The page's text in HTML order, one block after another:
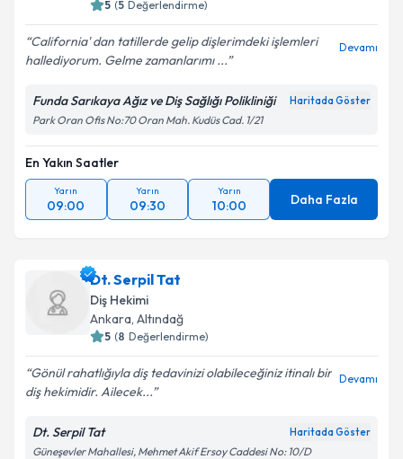
5 (5 Değerlendirme)
California' dan tatillerde gelip dişlerimdeki işlemleri
hallediyorum. Gelme zamanlarımı ...
Devamı
Funda Sarıkaya Ağız ve Diş Sağlığı Polikliniği Haritada Göster
Park Oran Ofis No:70 Oran Mah. Kudüs Cad. 1/21
En Yakın Saatler
Yarın
09:00
Yarın
09:30
Yarın
10:00 Daha Fazla
Dt. Serpil Tat
Diş Hekimi
Ankara, Altındağ
5 (8 Değerlendirme)
Gönül rahatlığıyla diş tedavinizi olabileceğiniz itinalı bir
diş hekimidir. Ailecek...
Devamı
Dt. Serpil Tat Haritada Göster
Güneşevler Mahallesi, Mehmet Akif Ersoy Caddesi No: 10/D